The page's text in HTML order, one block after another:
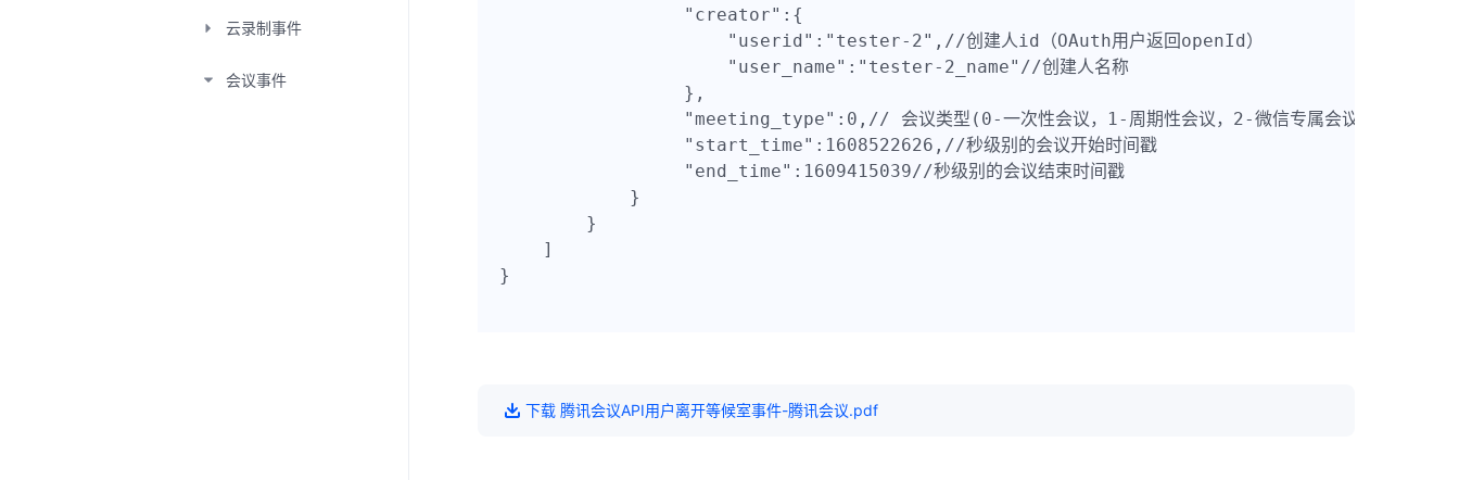
云录制事件
会议事件
                 "creator":{
                     "userid":"tester-2",//创建人id（OAuth用户返回openId）
                     "user_name":"tester-2_name"//创建人名称
                 },
"meeting_type":0,// 会议类型(0-一次性会议，1-周期性会议，2-微信专属会议，3-rooms
                 "start_time":1608522626,//秒级别的会议开始时间戳
                 "end_time":1609415039//秒级别的会议结束时间戳
            }
        }
    ]
}
下载 腾讯会议API用户离开等候室事件-腾讯会议.pdf